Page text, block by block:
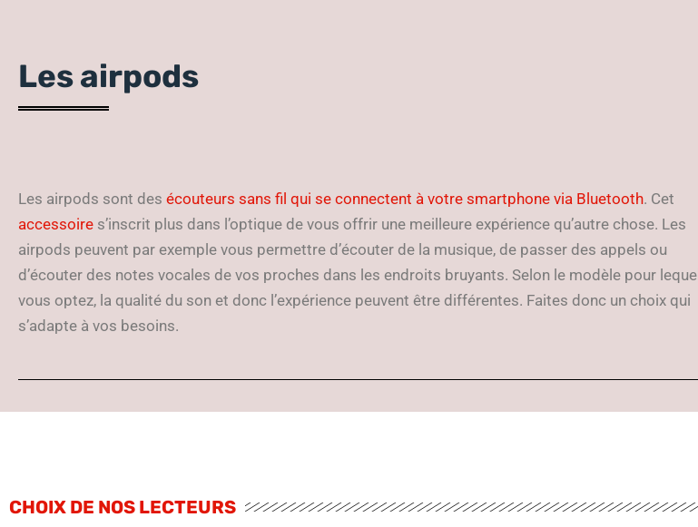
Les airpods
Les airpods sont des écouteurs sans fil qui se connectent à votre smartphone via Bluetooth. Cet
accessoire s’inscrit plus dans l’optique de vous offrir une meilleure expérience qu’autre chose. Les
airpods peuvent par exemple vous permettre d’écouter de la musique, de passer des appels ou
d’écouter des notes vocales de vos proches dans les endroits bruyants. Selon le modèle pour lequel
vous optez, la qualité du son et donc l’expérience peuvent être différentes. Faites donc un choix qui
s’adapte à vos besoins.
CHOIX DE NOS LECTEURS